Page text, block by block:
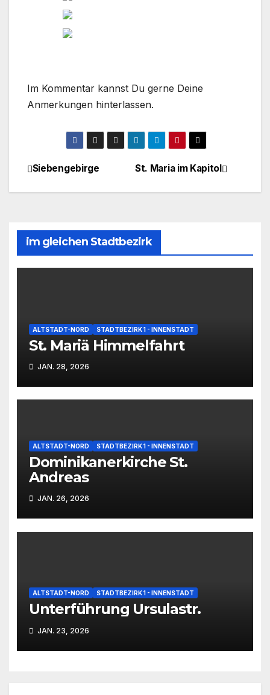
Im Kommentar kannst Du gerne Deine
Anmerkungen hinterlassen.
Beitragsnavigation
St. Maria im Kapitol
Siebengebirge
im gleichen Stadtbezirk
ALTSTADT-NORD STADTBEZIRK 1 - INNENSTADT
St. Mariä Himmelfahrt
JAN. 28, 2026
ALTSTADT-NORD STADTBEZIRK 1 - INNENSTADT
Dominikanerkirche St.
Andreas
JAN. 26, 2026
ALTSTADT-NORD STADTBEZIRK 1 - INNENSTADT
Unterführung Ursulastr.
JAN. 23, 2026